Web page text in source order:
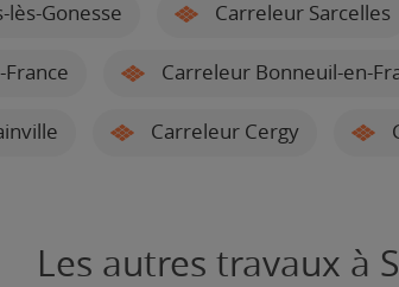
lès-Gonesse Carreleur Sarcelles
Carreleur Bonneuil-en-
Carreleur Cergy
Les autres travaux à